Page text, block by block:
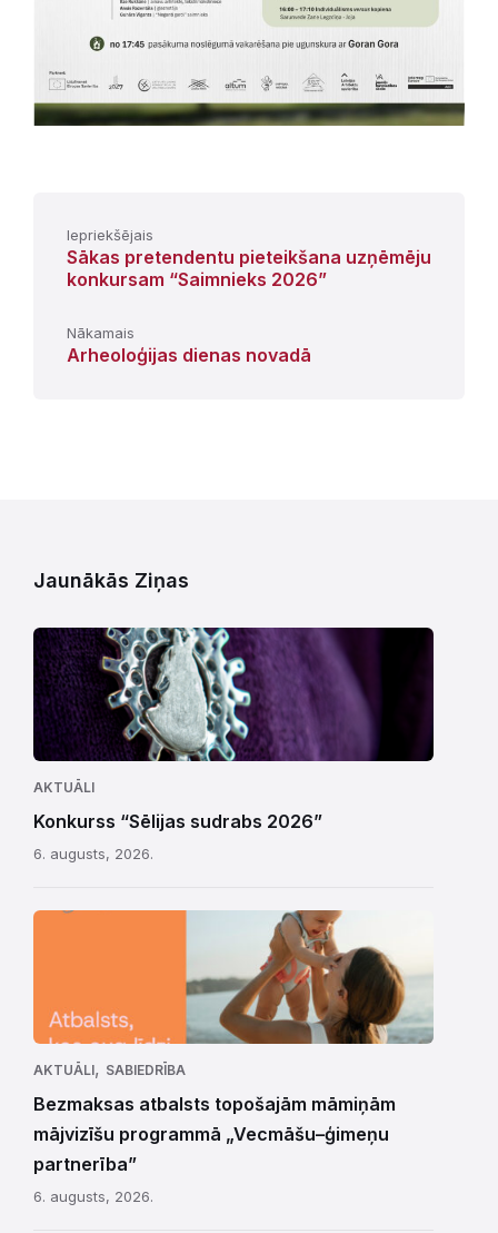
Iepriekšējais
Sākas pretendentu pieteikšana uzņēmēju
konkursam “Saimnieks 2026”
Nākamais
Arheoloģijas dienas novadā
Jaunākās Ziņas
AKTUĀLI
Konkurss “Sēlijas sudrabs 2026”
6. augusts, 2026.
AKTUĀLI, SABIEDRĪBA
Bezmaksas atbalsts topošajām māmiņām
mājvizīšu programmā „Vecmāšu–ģimeņu
partnerība”
6. augusts, 2026.